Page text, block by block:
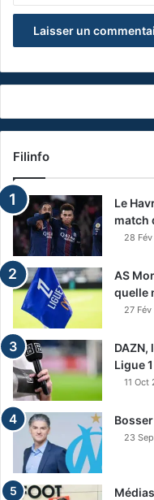
Filinfo
Le
match
28
AS
quelle
27
Ligue 1
11 Oct
Bosser
23